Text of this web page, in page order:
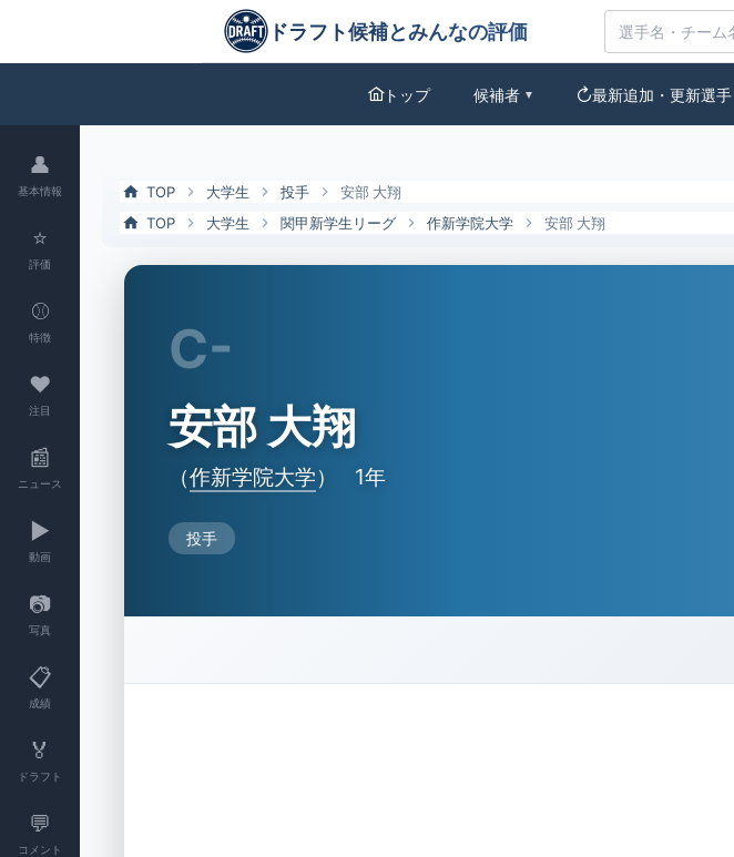
安部 大翔（作新学院大）の特徴とドラフト評価 | ドラフト候補とみんなの評価
ドラフト候補とみんなの評価
トップ 候補者 ▼ 最新追加・更新選手
👤
基本情報
⭐
評価
⚾
特徴
❤
注目
📰
ニュース
▶️
動画
📷
写真
📋
成績
🏅
ドラフト
💬
コメント
TOP 大学生 投手
安部 大翔
TOP
大学生 関甲新学生リーグ 作新学院大学 安部 大翔
C-
安部 大翔
（作新学院大学） 1年
投手